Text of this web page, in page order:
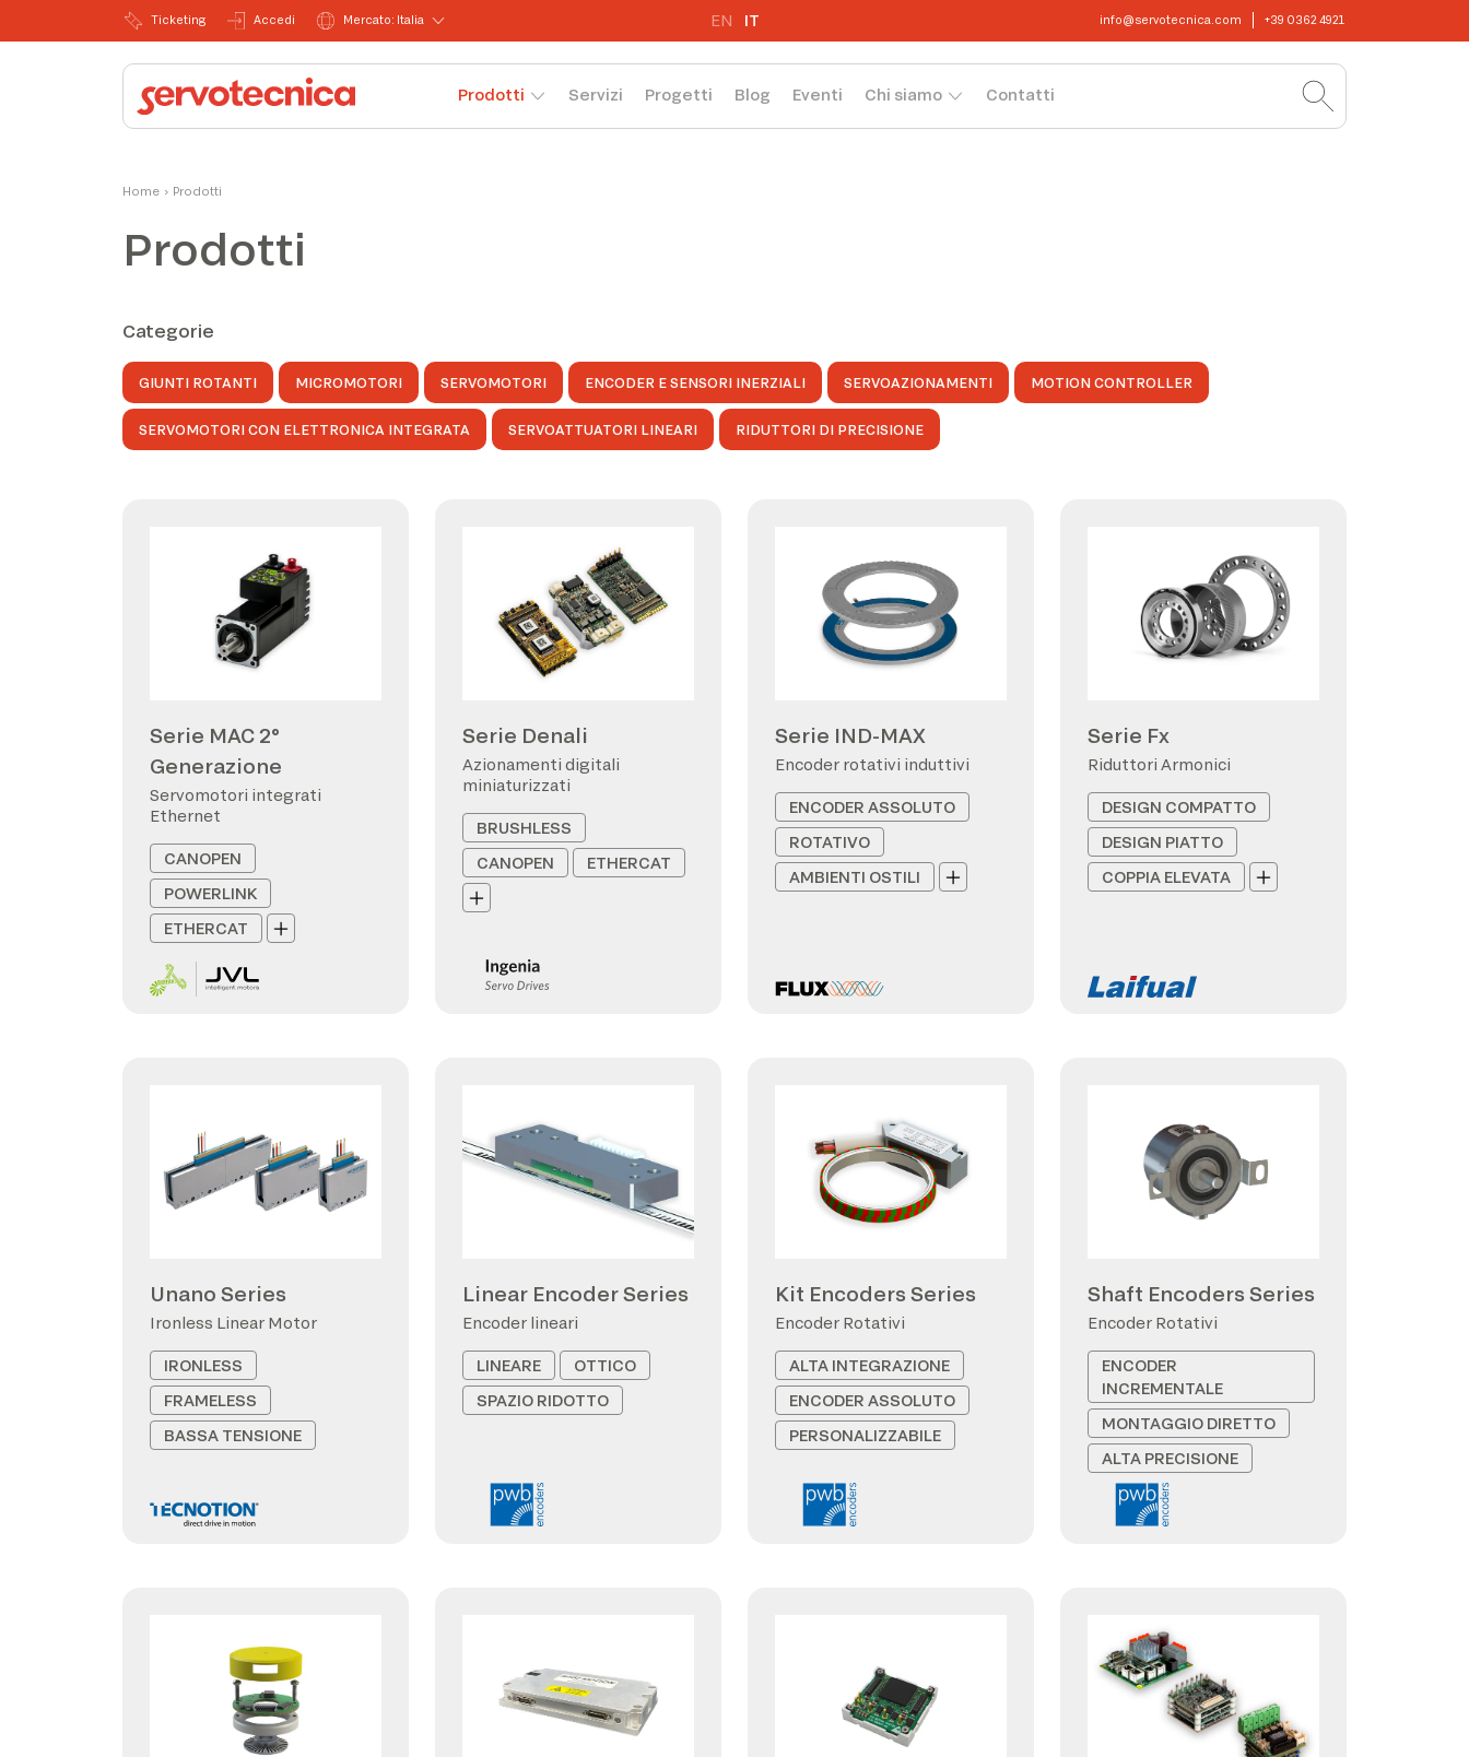
Ticketing Accedi Mercato: Italia EN IT info@servotecnica.com +39 0362 4921
Prodotti Servizi Progetti Blog Eventi Chi siamo Contatti
Home › Prodotti
Prodotti
Categorie
GIUNTI ROTANTI MICROMOTORI SERVOMOTORI ENCODER E SENSORI INERZIALI SERVOAZIONAMENTI MOTION CONTROLLER
SERVOMOTORI CON ELETTRONICA INTEGRATA SERVOATTUATORI LINEARI RIDUTTORI DI PRECISIONE
Serie MAC 2°
Generazione
Servomotori integrati
Ethernet
CANOPEN
POWERLINK
ETHERCAT
Serie Denali
Azionamenti digitali
miniaturizzati
BRUSHLESS
CANOPEN
ETHERCAT
Serie IND-MAX
Encoder rotativi induttivi
ENCODER ASSOLUTO
ROTATIVO
AMBIENTI OSTILI
Serie Fx
Riduttori Armonici
DESIGN COMPATTO
DESIGN PIATTO
COPPIA ELEVATA
Unano Series
Ironless Linear Motor
IRONLESS
FRAMELESS
BASSA TENSIONE
Linear Encoder Series
Encoder lineari
LINEARE
OTTICO
SPAZIO RIDOTTO
Kit Encoders Series
Encoder Rotativi
ALTA INTEGRAZIONE
ENCODER ASSOLUTO
PERSONALIZZABILE
Shaft Encoders Series
Encoder Rotativi
ENCODER
INCREMENTALE
MONTAGGIO DIRETTO
ALTA PRECISIONE